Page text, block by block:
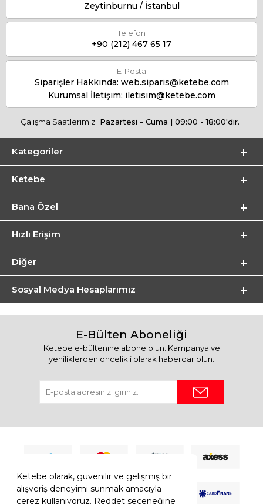
Ketebe olarak, güvenilir ve gelişmiş bir
alışveriş deneyimi sunmak amacıyla
çerez kullanıyoruz. Reddet seçeneğine
Zeytinburnu / İstanbul
Telefon
+90 (212) 467 65 17
E-Posta
Siparişler Hakkında: web.siparis@ketebe.com
Kurumsal İletişim: iletisim@ketebe.com
Çalışma Saatlerimiz: Pazartesi - Cuma | 09:00 - 18:00'dir.
Kategoriler
Ketebe
Bana Özel
Hızlı Erişim
Diğer
Sosyal Medya Hesaplarımız
E-Bülten Aboneliği
Ketebe e-bültenine abone olun. Kampanya ve
yeniliklerden öncelikli olarak haberdar olun.